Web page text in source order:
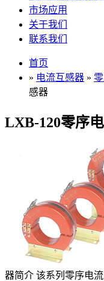
市场应用
关于我们
联系我们
首页
» 电流互感器 »
感器
LXB-120零序
器简介 该系列零序电